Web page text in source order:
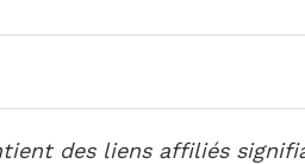
des liens affiliés